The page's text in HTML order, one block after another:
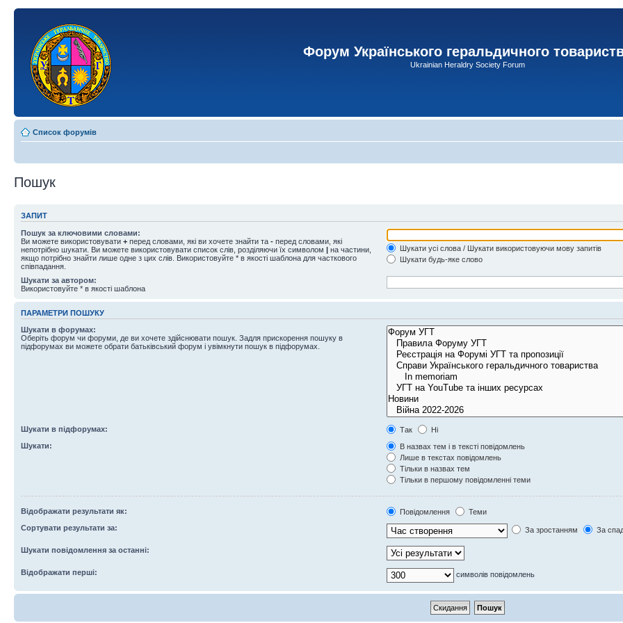
Форум Українського геральдичного
Ukrainian Heraldry Society Forum
Список форумів
Пошук
ЗАПИТ
Пошук за ключовими словами:
Ви можете використовувати + перед словами, які ви хочете знайти та - перед словами, які
непотрібно шукати. Ви можете використовувати список слів, розділяючи їх символом | на частини,
якщо потрібно знайти лише одне з цих слів. Використовуйте * в якості шаблона для часткового
співпадання.
Шукати усі слова / Шукати використовуючи мову запитів
Шукати будь-яке слово
Шукати за автором:
Використовуйте * в якості шаблона
ПАРАМЕТРИ ПОШУКУ
Шукати в форумах:
Оберіть форум чи форуми, де ви хочете здійснювати пошук. Задля прискорення пошуку в
підфорумах ви можете обрати батьківський форум і увімкнути пошук в підфорумах.
Шукати в підфорумах: Так
Ні
Шукати:
В назвах тем і в тексті повідомлень
Лише в текстах повідомлень
Тільки в назвах тем
Тільки в першому повідомленні теми
Відображати результати як: Повідомлення
Теми
Сортувати результати за:
За зростанням За
Шукати повідомлення за останні:
Відображати перші: символів повідомлень